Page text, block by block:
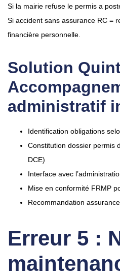
Si la mairie refuse le permis a
Si accident sans assurance RC =
financière personnelle.
Solution
administratif
Identification obligations
Constitution dossier permis
DCE)
Interface avec
Mise en conformité FRMP
Recommandation
Erreur 5 :